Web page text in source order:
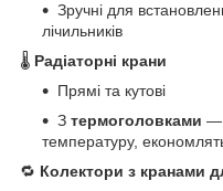
Зручні для
лічильників
🌡 Радіаторні крани
Прямі та кутові
З термоголовками —
температуру,
🔁 Колектори з кранами